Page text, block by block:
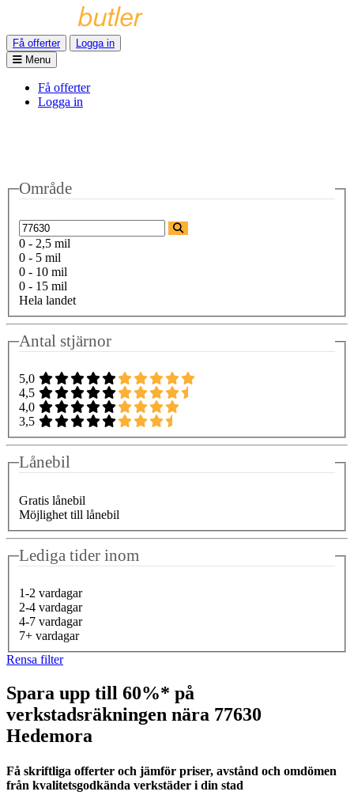
Få offerter
Logga in
Menu
Få offerter
Logga in
Område
0 - 2,5 mil
0 - 5 mil
0 - 10 mil
0 - 15 mil
Hela landet
Antal stjärnor
5,0
4,5
4,0
3,5
Lånebil
Gratis lånebil
Möjlighet till lånebil
Lediga tider inom
1-2 vardagar
2-4 vardagar
4-7 vardagar
7+ vardagar
Rensa filter
Spara upp till 60%* på
verkstadsräkningen nära 77630
Hedemora
Få skriftliga offerter och jämför priser, avstånd och omdömen
från kvalitetsgodkända verkstäder i din stad